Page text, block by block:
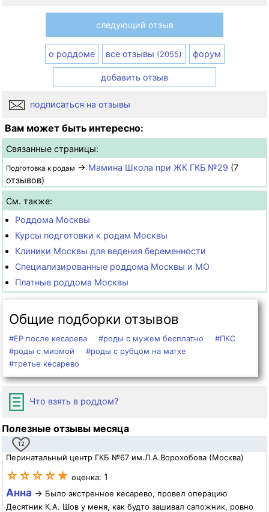
следующий отзыв
о роддоме все отзывы (2055) форум
добавить отзыв
подписаться на отзывы
Вам может быть интересно:
Связанные страницы:
Подготовка к родам → Мамина Школа при ЖК ГКБ №29 (7
отзывов)
См. также:
Роддома Москвы
Курсы подготовки к родам Москвы
Клиники Москвы для ведения беременности
Специализированные роддома Москвы и МО
Платные роддома Москвы
Общие подборки отзывов
#ЕР после кесарева #роды с мужем бесплатно
#ПКС
#роды с миомой
#роды с рубцом на матке
#третье кесарево
Что взять в роддом?
Полезные отзывы месяца
12
Перинатальный центр ГКБ №67 им.Л.А.Ворохобова (Москва)
☆☆☆☆★ оценка: 1
Анна → Было экстренное кесарево, провел операцию
Десятник К.А. Шов у меня, как будто зашивал сапожник, ровно